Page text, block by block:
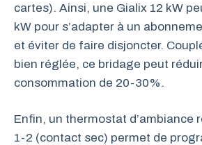
cartes). Ainsi, une Gialix 12 kW
kW pour s’adapter à un
et éviter de faire disjoncter.
bien réglée, ce bridage peut
consommation de 20-30%.
Enfin, un thermostat d’ambiance
1-2 (contact sec) permet de